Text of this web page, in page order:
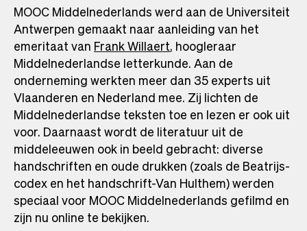
MOOC Middelnederlands werd aan de Universiteit
Antwerpen gemaakt naar aanleiding van het
emeritaat van Frank Willaert, hoogleraar
Middelnederlandse letterkunde. Aan de
onderneming werkten meer dan 35 experts uit
Vlaanderen en Nederland mee. Zij lichten de
Middelnederlandse teksten toe en lezen er ook uit
voor. Daarnaast wordt de literatuur uit de
middeleeuwen ook in beeld gebracht: diverse
handschriften en oude drukken (zoals de Beatrijs-
codex en het handschrift-Van Hulthem) werden
speciaal voor MOOC Middelnederlands gefilmd en
zijn nu online te bekijken.